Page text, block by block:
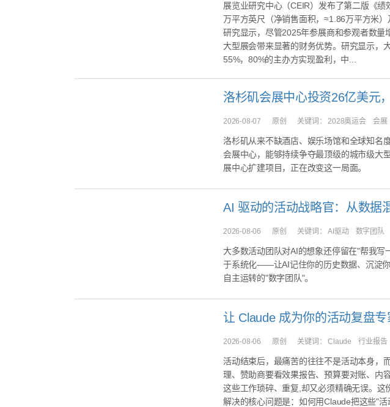
展览业研究中心（CEIR）发布了第二版《
万平方英尺（净销售面积，≈1.86万平方米）
研究显示，尽管2025年参展商和参观者数量
大型展会带来显著的财务优势。研究显示，
55%，80%的主办方实现盈利，中...
2026-08-07 原创 关键词：2028奥运会 会
洛杉矶从来不缺酒店、娱乐场馆和全球知名
会展中心，能够持续争夺最顶级的城市级大
展中心扩建项目，正在改变这一局面。
2026-08-06 原创 关键词：AI驱动 数字团队
大多数活动团队对AI的想象还停留在"帮我写
于系统化——让AI记住你的历史数据、沉淀
自主运转的"数字团队"。
2026-08-06 原创 关键词：Claude 行业报告
活动结束后，最痛苦的往往不是活动本身，
理、赞助商要看效果报告、预算要对账、内
这些工作琐碎、重复,却又必须精确无误。这
解决的核心问题是：如何用Claude把这些"